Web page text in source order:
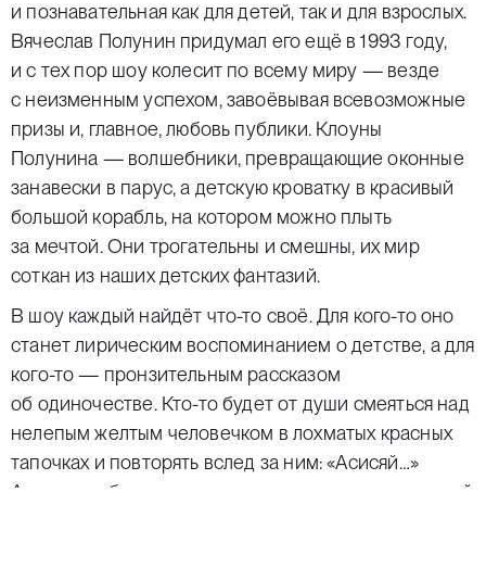
и познавательная как для детей, так и для взрослых.
Вячеслав Полунин придумал его ещё в 1993 году,
и с тех пор шоу колесит по всему миру — везде
с неизменным успехом, завоёвывая всевозможные
призы и, главное, любовь публики. Клоуны
Полунина — волшебники, превращающие оконные
занавески в парус, а детскую кроватку в красивый
большой корабль, на котором можно плыть
за мечтой. Они трогательны и смешны, их мир
соткан из наших детских фантазий.
В шоу каждый найдёт что-то своё. Для кого-то оно
станет лирическим воспоминанием о детстве, а для
кого-то — пронзительным рассказом
об одиночестве. Кто-то будет от души смеяться над
нелепым желтым человечком в лохматых красных
тапочках и повторять вслед за ним: «Асисяй…»
А у кого-то будут наворачиваться слезы от щемящей